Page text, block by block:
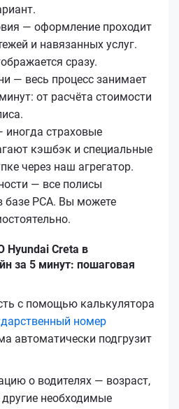
— оформление проходит
и навязанных услуг.
сразу.
— весь процесс занимает
от расчёта стоимости
иногда страховые
кэшбэк и специальные
через наш агрегатор.
— все полисы
базе РСА. Вы можете
Hyundai Creta в
за 5 минут: пошаговая
с помощью калькулятора
номер
автоматически подгрузит
о водителях — возраст,
необходимые